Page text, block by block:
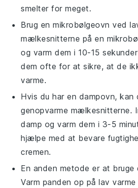
smelter for meget.
Brug en mikrobølgeovn ved
mælkesnitterne på en
og varm dem i 10-15
dem ofte for at sikre, at de
varme.
Hvis du har en dampovn, kan
genopvarme mælkesnitterne.
damp og varm dem i 3-5
hjælpe med at bevare
cremen.
En anden metode er at bruge
Varm panden op på lav